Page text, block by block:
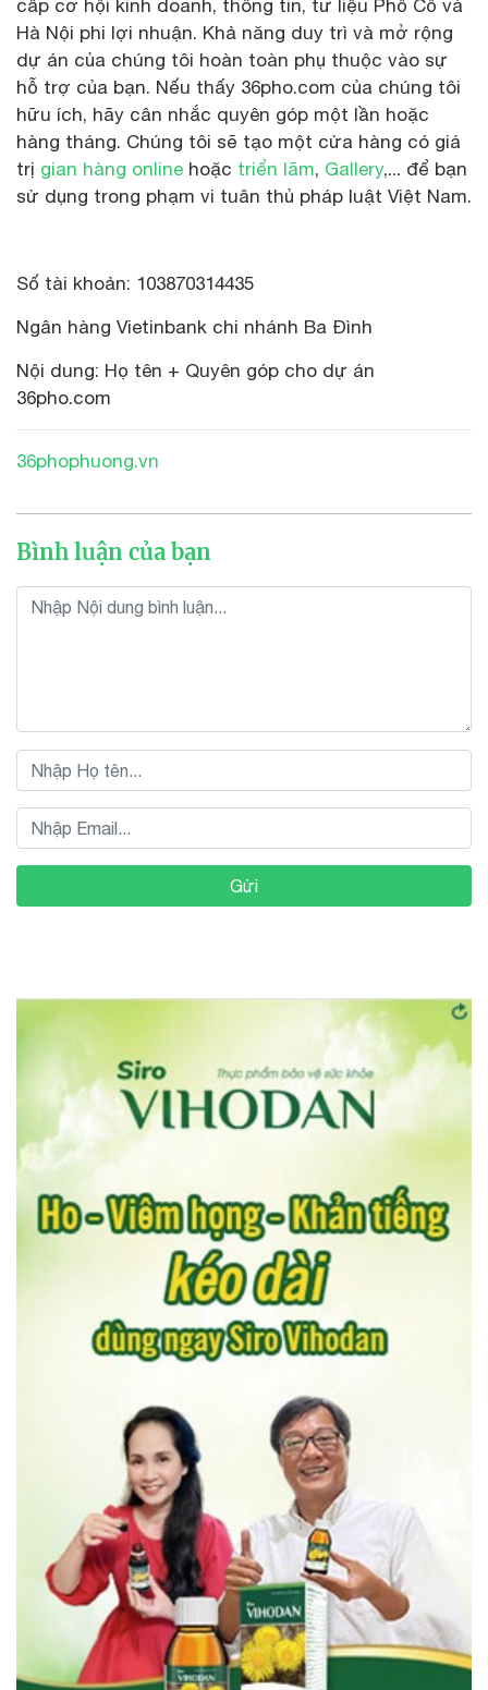
cấp cơ hội kinh doanh, thông tin, tư liệu Phố Cổ và
Hà Nội phi lợi nhuận. Khả năng duy trì và mở rộng
dự án của chúng tôi hoàn toàn phụ thuộc vào sự
hỗ trợ của bạn. Nếu thấy 36pho.com của chúng tôi
hữu ích, hãy cân nhắc quyên góp một lần hoặc
hàng tháng. Chúng tôi sẽ tạo một cửa hàng có giá
trị gian hàng online hoặc triển lãm, Gallery,... để bạn
sử dụng trong phạm vi tuân thủ pháp luật Việt Nam.
Số tài khoản: 103870314435
Ngân hàng Vietinbank chi nhánh Ba Đình
Nội dung: Họ tên + Quyên góp cho dự án
36pho.com
36phophuong.vn
Bình luận của bạn
Gửi